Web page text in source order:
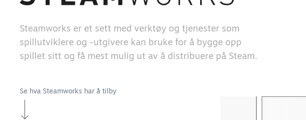
Steamworks er et sett med verktøy og tjenester som
spillutviklere og -utgivere kan bruke for å bygge opp
spillet sitt og få mest mulig ut av å distribuere på Steam.
Se hva Steamworks har å tilby